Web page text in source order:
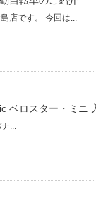
店です。 今回は...
ベロスター・ミニ
...